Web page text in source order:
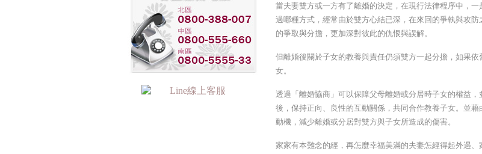
當夫妻雙方或一方有了離婚的決定，在現行法律程序中，
過哪種方式，經常由於雙方心結已深，在來回的爭執與攻
的爭取與分擔，更加深對彼此的仇恨與誤解。
但離婚後關於子女的教養與責任仍須雙方一起分擔，如果
女。
透過「離婚協商」可以保障父母離婚或分居時子女的權益
後，保持正向、良性的互動關係，共同合作教養子女。並
動機，減少離婚或分居對雙方與子女所造成的傷害。
家家有本難念的經，再怎麼幸福美滿的夫妻怎經得起外遇